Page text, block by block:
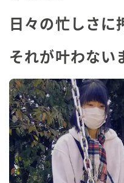
日々の忙しさに
それが叶わない